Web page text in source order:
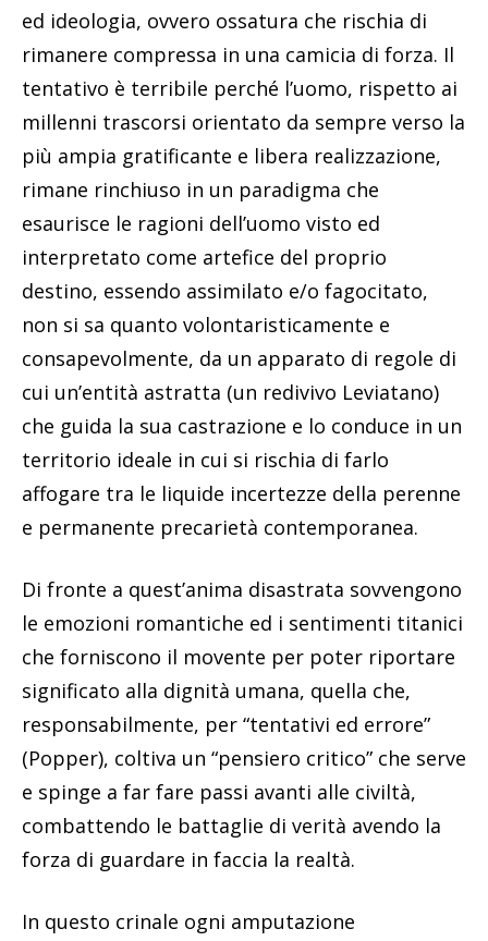
ed ideologia, ovvero ossatura che rischia di
rimanere compressa in una camicia di forza. Il
tentativo è terribile perché l’uomo, rispetto ai
millenni trascorsi orientato da sempre verso la
più ampia gratificante e libera realizzazione,
rimane rinchiuso in un paradigma che
esaurisce le ragioni dell’uomo visto ed
interpretato come artefice del proprio
destino, essendo assimilato e/o fagocitato,
non si sa quanto volontaristicamente e
consapevolmente, da un apparato di regole di
cui un’entità astratta (un redivivo Leviatano)
che guida la sua castrazione e lo conduce in un
territorio ideale in cui si rischia di farlo
affogare tra le liquide incertezze della perenne
e permanente precarietà contemporanea.
Di fronte a quest’anima disastrata sovvengono
le emozioni romantiche ed i sentimenti titanici
che forniscono il movente per poter riportare
significato alla dignità umana, quella che,
responsabilmente, per “tentativi ed errore”
(Popper), coltiva un “pensiero critico” che serve
e spinge a far fare passi avanti alle civiltà,
combattendo le battaglie di verità avendo la
forza di guardare in faccia la realtà.
In questo crinale ogni amputazione